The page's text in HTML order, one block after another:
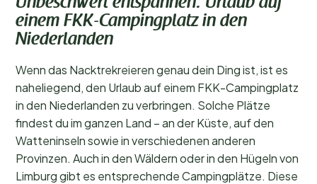
Unbeschwert entspannen: Urlaub auf
einem FKK-Campingplatz in den
Niederlanden
Wenn das Nacktrekreieren genau dein Ding ist, ist es
naheliegend, den Urlaub auf einem FKK-Campingplatz
in den Niederlanden zu verbringen. Solche Plätze
findest du im ganzen Land – an der Küste, auf den
Watteninseln sowie in verschiedenen anderen
Provinzen. Auch in den Wäldern oder in den Hügeln von
Limburg gibt es entsprechende Campingplätze. Diese